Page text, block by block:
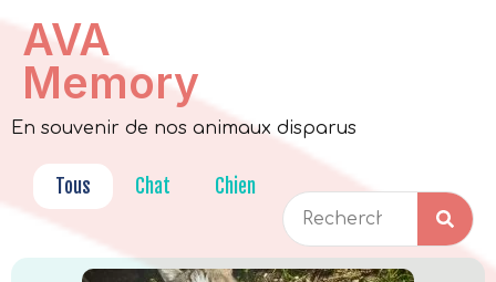
AVA
Memory
En souvenir de nos animaux disparus
Chat Chien Equidé Nac
Tous